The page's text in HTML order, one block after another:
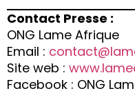
Contact Presse :
ONG Lame Afrique
Email :
Site web :
Facebook : ONG